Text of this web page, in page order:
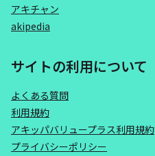
アキチャン
akipedia
サイトの利用について
よくある質問
利用規約
アキッパバリュープラス利用規約
プライバシーポリシー